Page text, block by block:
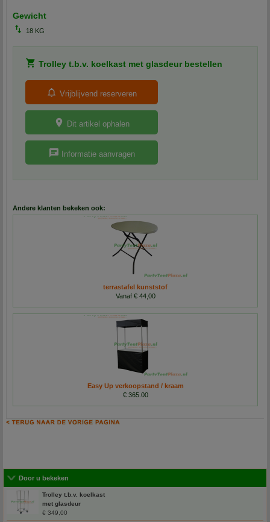
Gewicht
18 KG
Trolley t.b.v. koelkast met glasdeur bestellen
Vrijblijvend reserveren
Dit artikel ophalen
Informatie aanvragen
Andere klanten bekeken ook:
terrastafel kunststof
Vanaf € 44,00
Easy Up verkoopstand / kraam
€ 365.00
Door u bekeken
Trolley t.b.v. koelkast
met glasdeur
€ 349,00